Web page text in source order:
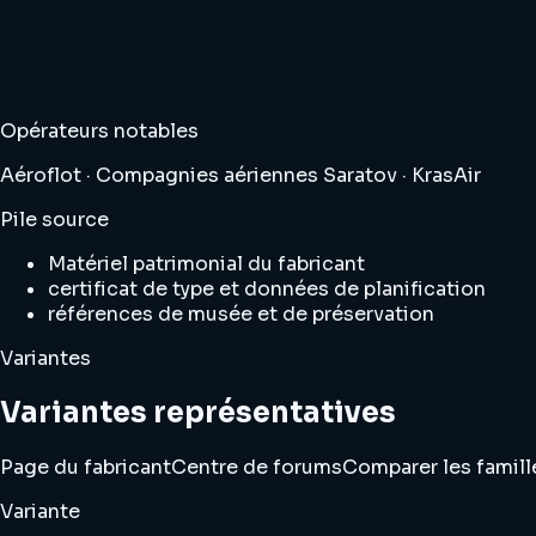
Opérateurs notables
Aéroflot · Compagnies aériennes Saratov · KrasAir
Pile source
Matériel patrimonial du fabricant
certificat de type et données de planification
références de musée et de préservation
Variantes
Variantes représentatives
Page du fabricantCentre de forumsComparer les
Variante